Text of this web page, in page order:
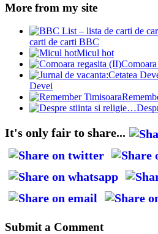
More from my site
carti de carti BBC
Micul hot
Devei
It's only fair to share...
Submit a Comment